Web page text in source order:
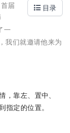
目录
届
一
们就邀请他来为
，靠左、置中、
指定的位置。